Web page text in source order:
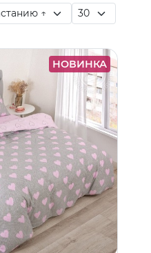
НОВИНКА